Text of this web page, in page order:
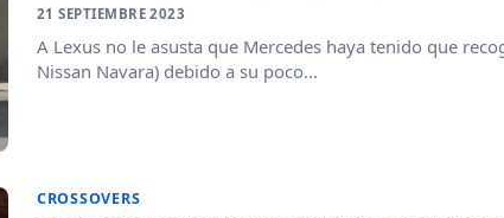
21 SEPTIEMBRE 2023
A Lexus no le asusta que Mercedes haya tenido que
Nissan Navara) debido a su poco...
CROSSOVERS